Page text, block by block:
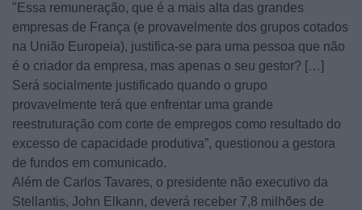
"Essa remuneração, que é a mais alta das grandes
empresas de França (e provavelmente dos grupos cotados
na União Europeia), justifica-se para uma pessoa que não
é o criador da empresa, mas apenas o seu gestor? […]
Será socialmente justificado quando o grupo
provavelmente terá que enfrentar uma grande
reestruturação com corte de empregos como resultado do
excesso de capacidade produtiva”, questionou a gestora
de fundos em comunicado.
Além de Carlos Tavares, o presidente não executivo da
Stellantis, John Elkann, deverá receber 7,8 milhões de